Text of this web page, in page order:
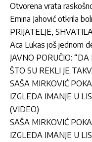
Otvorena vrata
Emina Jahović otkrila
PRIJATELJE,
Aca Lukas još jednom
JAVNO PORUČIO:
ŠTO SU REKLI JE
SAŠA MIRKOVIĆ
IZGLEDA IMANJE U
(VIDEO)
SAŠA MIRKOVIĆ
IZGLEDA IMANJE U